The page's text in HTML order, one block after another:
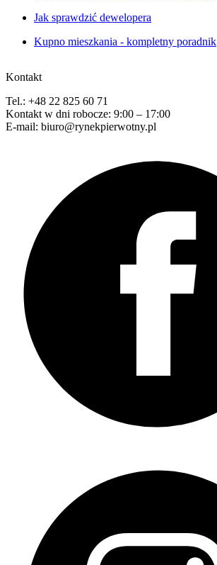
Jak sprawdzić dewelopera
Kupno mieszkania - kompletny poradnik
Kontakt
Tel.: +48 22 825 60 71
Kontakt w dni robocze: 9:00 – 17:00
E-mail: biuro@rynekpierwotny.pl